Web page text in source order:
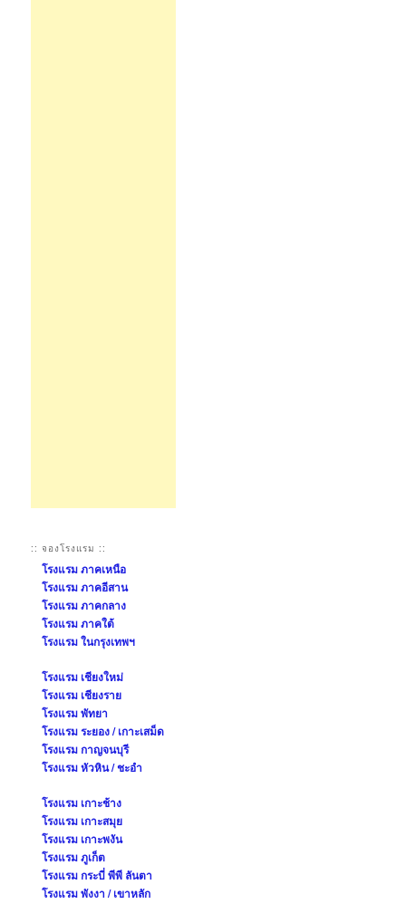
:: จองโรงแรม ::
โรงแรม ภาคเหนือ
โรงแรม ภาคอีสาน
โรงแรม ภาคกลาง
โรงแรม ภาคใต้
โรงแรม ในกรุงเทพฯ
โรงแรม เชียงใหม่
โรงแรม เชียงราย
โรงแรม พัทยา
โรงแรม ระยอง / เกาะเสม็ด
โรงแรม กาญจนบุรี
โรงแรม หัวหิน / ชะอำ
โรงแรม เกาะช้าง
โรงแรม เกาะสมุย
โรงแรม เกาะพงัน
โรงแรม ภูเก็ต
โรงแรม กระบี่ พีพี ลันตา
โรงแรม พังงา / เขาหลัก